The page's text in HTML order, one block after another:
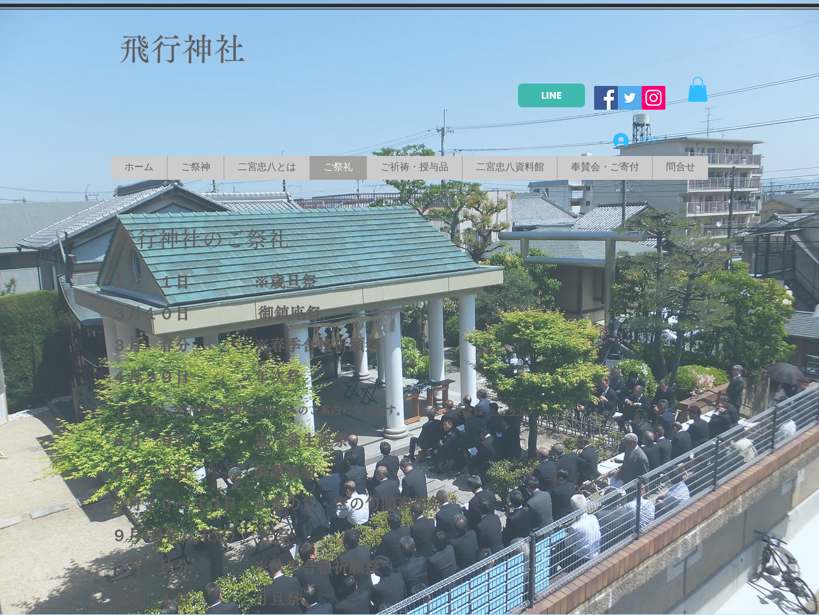
飛行神社
LINE
ログイン
ホーム ご祭神 二宮忠八とは ご祭礼 ご祈祷・授与品 二宮忠八資料館 奉賛会・ご寄付 問合せ
飛行神社のご祭礼
１月 １日 ※歳旦祭
３月１０日 御鎮座祭
３月 春分 ※春季合格祈願祭
４月２９日 年次祭
（年次祭はご招待者・奉賛会会員のみのご案内になります。奉賛会ご入会は こちら ）
６月 ９日 忠八翁生誕祭
８月１２日 御霊鎮祭
９月２０～３０日 ※空の日・空の旬間奉祝祭
９月(日程は未定）空祭
９月 秋分 ※秋季合格祈願祭
毎月 １日 月旦祭